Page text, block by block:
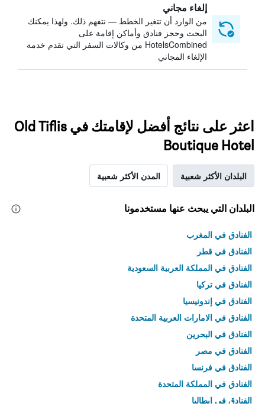
إلغاء مجاني
من الوارد أن تتغير الخطط — نتفهم ذلك. ولهذا يمكنك
البحث وحجز فنادق وأماكن إقامة على
HotelsCombined من وكالات السفر التي تقدم خدمة
الإلغاء المجاني
اعثر على نتائج أفضل لإقامتك في Old Tiflis
Boutique Hotel
البلدان الأكثر شعبية المدن الأكثر شعبية
البلدان التي يبحث عنها مستخدمونا
الفنادق في المغرب
الفنادق في قطر
الفنادق في المملكة العربية السعودية
الفنادق في تركيا
الفنادق في إندونيسيا
الفنادق في الامارات العربية المتحدة
الفنادق في البحرين
الفنادق في مصر
الفنادق في فرنسا
الفنادق في المملكة المتحدة
الفنادق في إيطاليا